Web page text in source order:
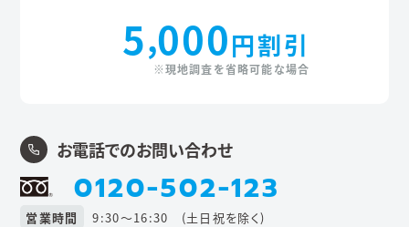
5,000円割引
※現地調査を省略可能な場合
お電話でのお問い合わせ
0120-502-123
営業時間 9:30〜16:30 (土日祝を除く)